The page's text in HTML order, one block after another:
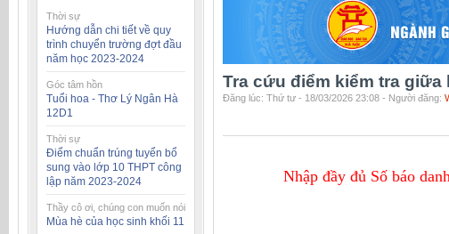
Thời sự
Hướng dẫn chi tiết về quy
trình chuyển trường đợt đầu
năm học 2023-2024
Góc tâm hồn
Tuổi hoa - Thơ Lý Ngân Hà
12D1
Thời sự
Điểm chuẩn trúng tuyển bổ
sung vào lớp 10 THPT công
lập năm 2023-2024
Thầy cô ơi, chúng con muốn nói
Mùa hè của học sinh khối 11
Tra cứu điểm kiểm tra giữa
Đăng lúc: Thứ tư - 18/03/2026 23:08 - Người đăng:
Nhập đầy đủ Số báo